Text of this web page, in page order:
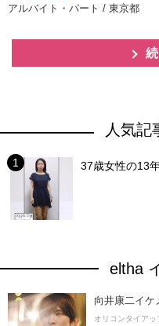
アルバイト・パート / 東京都
人気記
37歳女性の13
eltha
向井康二イケ
オリコンタイアッ